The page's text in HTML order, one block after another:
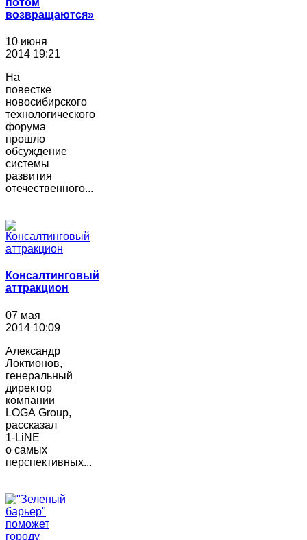
возвращаются»
10 июня
2014 19:21
На
повестке
новосибирского
технологического
форума
прошло
обсуждение
системы
развития
отечественного...
Консалтинговый
аттракцион
07 мая
2014 10:09
Александр
Локтионов,
генеральный
директор
компании
LOGA Group,
рассказал
1-LiNE
о самых
перспективных...